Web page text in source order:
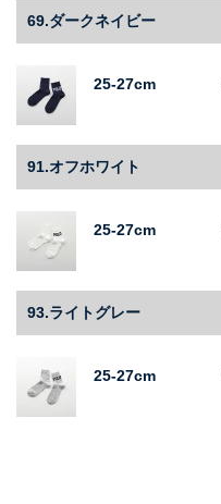
69.ダークネイビー
25-27cm
91.オフホワイト
25-27cm
93.ライトグレー
25-27cm